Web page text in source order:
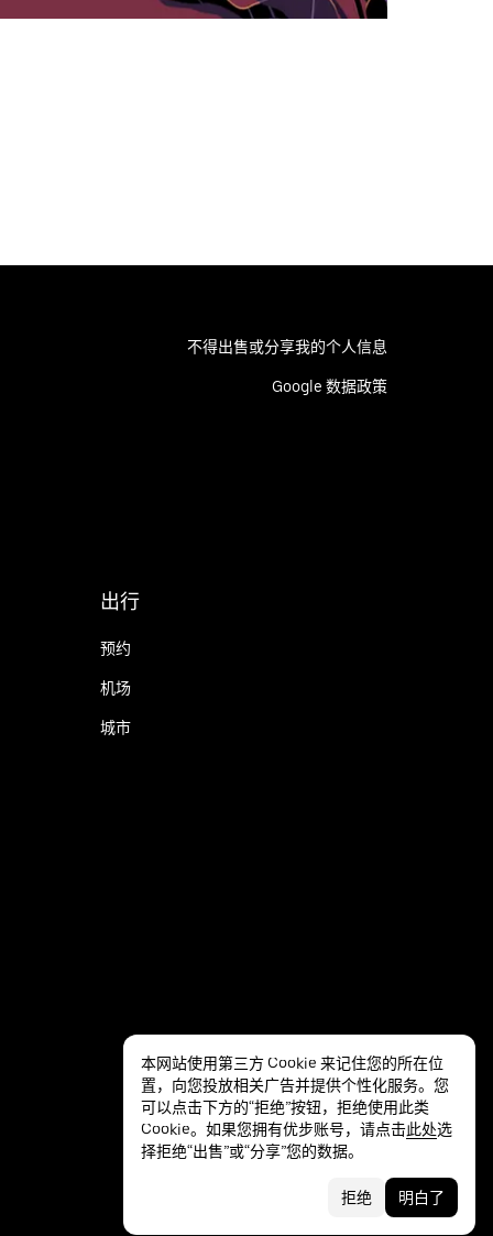
不得出售或分享我的个人信息
Google 数据政策
出行
预约
机场
城市
隐私 无障碍服务
本网站使用第三方 Cookie 来记住您的所在位
置，向您投放相关广告并提供个性化服务。您
可以点击下方的“拒绝”按钮，拒绝使用此类
Cookie。如果您拥有优步账号，请点击此处选
择拒绝“出售”或“分享”您的数据。
拒绝 明白了